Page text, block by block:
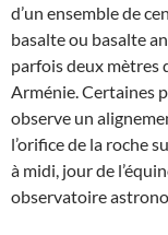
d’un ensemble de
basalte ou basalte
parfois deux mètres
Arménie. Certaines
observe un
l’orifice de la roche
à midi, jour de
observatoire